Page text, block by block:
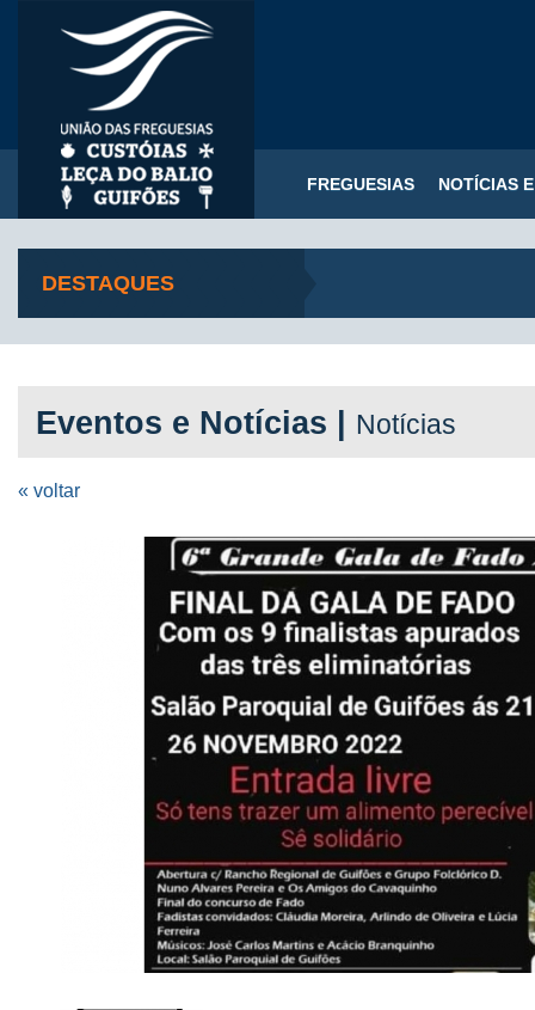
FREGUESIAS NOTÍCIAS
DESTAQUES
Eventos e Notícias | Notícias
« voltar